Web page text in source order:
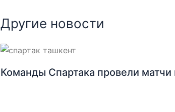
Другие новости
Команды Спартака провели